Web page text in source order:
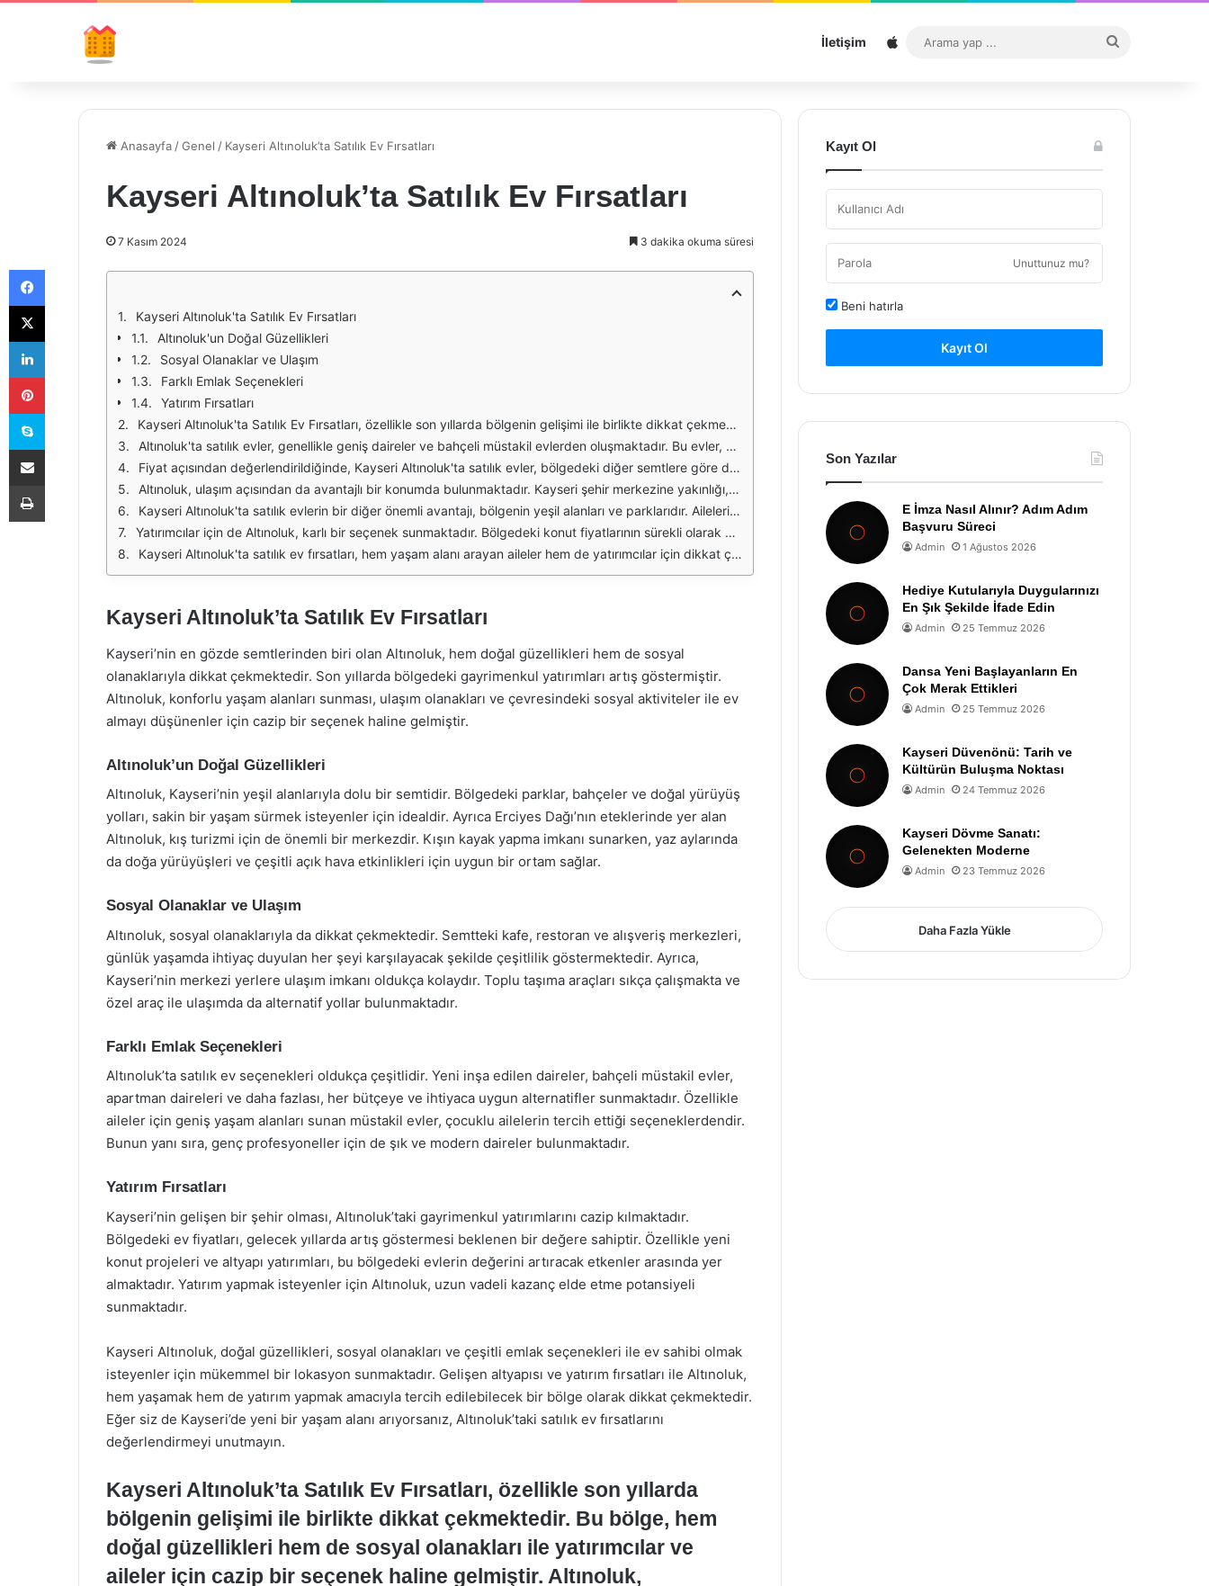
İletişim Sitemap
...
Anasayfa /Genel / Kayseri Altınoluk’ta Satılık Ev Fırsatları
Kayseri Altınoluk’ta Satılık Ev Fırsatları
7 Kasım 2024 3 dakika okuma süresi
Kayseri Altınoluk'ta Satılık Ev Fırsatları
Altınoluk'un Doğal Güzellikleri
Sosyal Olanaklar ve Ulaşım
Farklı Emlak Seçenekleri
Yatırım Fırsatları
Kayseri Altınoluk'ta Satılık Ev Fırsatları, özellikle son yıllarda bölgenin gelişimi ile birlikte dikkat çekmektedir. Bu bölge, hem doğal güzellikleri hem de sosyal olanakları ile yatırımcılar ve aileler için cazip bir seçenek haline gelmiştir. Altınoluk, Kayseri'nin en gözde semtlerinden biri olarak öne çıkmakta, modern konut projeleri ve uygun fiyat seçenekleri ile alıcıların ilgisini çekmektedir.
Altınoluk'ta satılık evler, genellikle geniş daireler ve bahçeli müstakil evlerden oluşmaktadır. Bu evler, ailelerin ihtiyaçlarını karşılamak üzere tasarlanmış olup, ferah iç mekanları ve modern mimarisi ile dikkat çekmektedir. Ayrıca, bölgedeki konut projeleri, çevre düzenlemesi ve sosyal donatı alanları ile de alıcıların beğenisini kazanmaktadır.
Fiyat açısından değerlendirildiğinde, Kayseri Altınoluk'ta satılık evler, bölgedeki diğer semtlere göre daha uygun fiyat aralıklarında yer almaktadır. Özellikle, yeni yapılan konut projeleri, hem yatırım amaçlı hem de oturum amaçlı alımlar için cazip fırsatlar sunmaktadır. Uygun fiyatlı konut arayan aileler ve yatırımcılar için bu bölge büyük bir potansiyele sahiptir.
Altınoluk, ulaşım açısından da avantajlı bir konumda bulunmaktadır. Kayseri şehir merkezine yakınlığı, toplu taşıma imkanlarının çeşitliliği ve ana yolların kolay erişimi sayesinde, bu bölgedeki evler hem günlük yaşamda hem de yatırım açısından büyük kolaylık sağlamaktadır. Ayrıca, sosyal olanaklara ve alışveriş merkezlerine yakınlığı ile de dikkat çekmektedir.
Kayseri Altınoluk'ta satılık evlerin bir diğer önemli avantajı, bölgenin yeşil alanları ve parklarıdır. Ailelerin çocuklarıyla birlikte vakit geçirebileceği, spor yapabileceği ve doğayla iç içe olabileceği birçok alan bulunmaktadır. Bu özellik, bölgeyi özellikle çocuklu aileler için cazip hale getirmektedir.
Yatırımcılar için de Altınoluk, karlı bir seçenek sunmaktadır. Bölgedeki konut fiyatlarının sürekli olarak artış göstermesi, yatırımcıların kazanç elde etme potansiyelini artırmaktadır. Ayrıca, bölgedeki konut projeleri ve inşaat faaliyetlerinin devam etmesi, gelecekte değer artışını hızlandıracak unsurlar arasında yer almaktadır.
Kayseri Altınoluk'ta satılık ev fırsatları, hem yaşam alanı arayan aileler hem de yatırımcılar için dikkat çekici bir seçenek sunmaktadır. Modern konut projeleri, uygun fiyatlar ve sosyal olanaklar ile bu bölge, Kayseri'nin en gözde semtlerinden biri olmaya devam etmektedir.
Kayseri Altınoluk’ta Satılık Ev Fırsatları
Kayseri’nin en gözde semtlerinden biri olan Altınoluk, hem doğal güzellikleri hem de sosyal
olanaklarıyla dikkat çekmektedir. Son yıllarda bölgedeki gayrimenkul yatırımları artış göstermiştir.
Altınoluk, konforlu yaşam alanları sunması, ulaşım olanakları ve çevresindeki sosyal aktiviteler ile ev
almayı düşünenler için cazip bir seçenek haline gelmiştir.
Altınoluk’un Doğal Güzellikleri
Altınoluk, Kayseri’nin yeşil alanlarıyla dolu bir semtidir. Bölgedeki parklar, bahçeler ve doğal yürüyüş
yolları, sakin bir yaşam sürmek isteyenler için idealdir. Ayrıca Erciyes Dağı’nın eteklerinde yer alan
Altınoluk, kış turizmi için de önemli bir merkezdir. Kışın kayak yapma imkanı sunarken, yaz aylarında
da doğa yürüyüşleri ve çeşitli açık hava etkinlikleri için uygun bir ortam sağlar.
Sosyal Olanaklar ve Ulaşım
Altınoluk, sosyal olanaklarıyla da dikkat çekmektedir. Semtteki kafe, restoran ve alışveriş merkezleri,
günlük yaşamda ihtiyaç duyulan her şeyi karşılayacak şekilde çeşitlilik göstermektedir. Ayrıca,
Kayseri’nin merkezi yerlere ulaşım imkanı oldukça kolaydır. Toplu taşıma araçları sıkça çalışmakta ve
özel araç ile ulaşımda da alternatif yollar bulunmaktadır.
Farklı Emlak Seçenekleri
Altınoluk’ta satılık ev seçenekleri oldukça çeşitlidir. Yeni inşa edilen daireler, bahçeli müstakil evler,
apartman daireleri ve daha fazlası, her bütçeye ve ihtiyaca uygun alternatifler sunmaktadır. Özellikle
aileler için geniş yaşam alanları sunan müstakil evler, çocuklu ailelerin tercih ettiği seçeneklerdendir.
Bunun yanı sıra, genç profesyoneller için de şık ve modern daireler bulunmaktadır.
Yatırım Fırsatları
Kayseri’nin gelişen bir şehir olması, Altınoluk’taki gayrimenkul yatırımlarını cazip kılmaktadır.
Bölgedeki ev fiyatları, gelecek yıllarda artış göstermesi beklenen bir değere sahiptir. Özellikle yeni
konut projeleri ve altyapı yatırımları, bu bölgedeki evlerin değerini artıracak etkenler arasında yer
almaktadır. Yatırım yapmak isteyenler için Altınoluk, uzun vadeli kazanç elde etme potansiyeli
sunmaktadır.
Kayseri Altınoluk, doğal güzellikleri, sosyal olanakları ve çeşitli emlak seçenekleri ile ev sahibi olmak
isteyenler için mükemmel bir lokasyon sunmaktadır. Gelişen altyapısı ve yatırım fırsatları ile Altınoluk,
hem yaşamak hem de yatırım yapmak amacıyla tercih edilebilecek bir bölge olarak dikkat çekmektedir.
Eğer siz de Kayseri’de yeni bir yaşam alanı arıyorsanız, Altınoluk’taki satılık ev fırsatlarını
değerlendirmeyi unutmayın.
Kayseri Altınoluk’ta Satılık Ev Fırsatları, özellikle son yıllarda
bölgenin gelişimi ile birlikte dikkat çekmektedir. Bu bölge, hem
doğal güzellikleri hem de sosyal olanakları ile yatırımcılar ve
aileler için cazip bir seçenek haline gelmiştir. Altınoluk,
Kayıt Ol
Unuttunuz mu?
Beni hatırla
Kayıt Ol
Son Yazılar
E İmza Nasıl Alınır? Adım Adım
Başvuru Süreci
Admin 1 Ağustos 2026
Hediye Kutularıyla Duygularınızı
En Şık Şekilde İfade Edin
Admin 25 Temmuz 2026
Dansa Yeni Başlayanların En
Çok Merak Ettikleri
Admin 25 Temmuz 2026
Kayseri Düvenönü: Tarih ve
Kültürün Buluşma Noktası
Admin 24 Temmuz 2026
Kayseri Dövme Sanatı:
Gelenekten Moderne
Admin 23 Temmuz 2026
Daha Fazla Yükle
Facebook
X
LinkedIn
Pinterest
Skype
E-Posta ile paylaş